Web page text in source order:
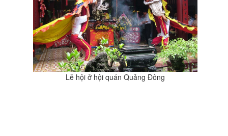
Lễ hội ở hội quán Quảng Đông